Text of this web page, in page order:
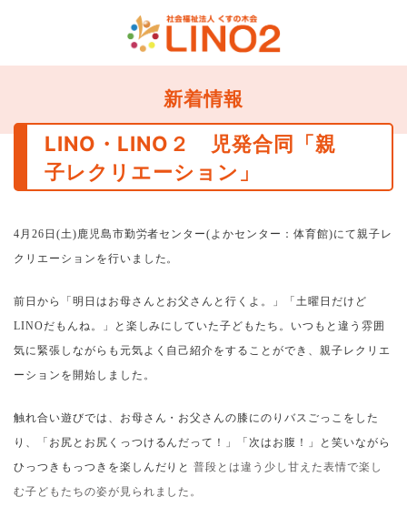
新着情報
LINO・LINO２ 児発合同「親
子レクリエーション」
4 月 26 日 (土)鹿児島市勤労者センター(よかセンター：体育館)にて親子レ
クリエーションを行いました。
前日から「明日はお母さんとお父さんと行くよ。」「土曜日だけど
LINOだもんね。」と楽しみにしていた子どもたち。いつもと違う雰囲
気に緊張しながらも元気よく自己紹介をすることができ、親子レクリエ
ーションを開始しました。
触れ合い遊びでは、お母さん・お父さんの膝にのりバスごっこをした
り、「お尻とお尻くっつけるんだって！」「次はお腹！」と笑いながら
ひっつきもっつきを楽しんだりと普段とは違う少し甘えた表情で楽し
む子どもたちの姿が見られました。